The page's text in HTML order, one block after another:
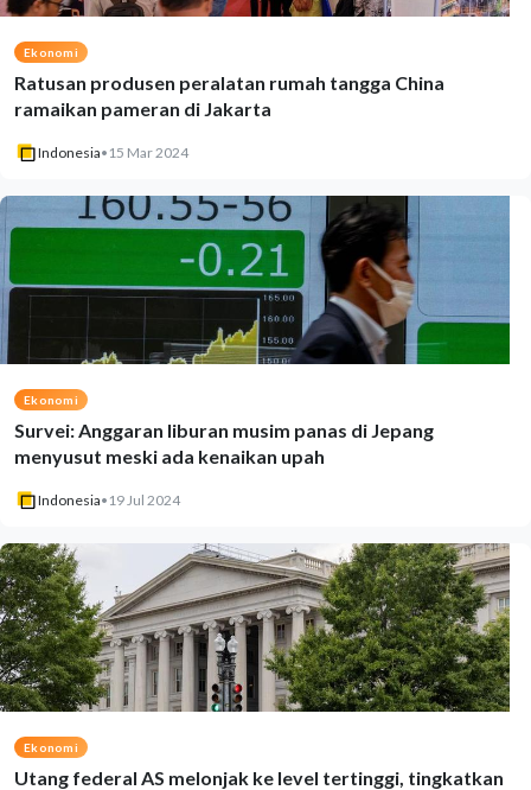
Ekonomi
Ratusan produsen peralatan rumah tangga China
ramaikan pameran di Jakarta
Indonesia• 15 Mar 2024
Ekonomi
Survei: Anggaran liburan musim panas di Jepang
menyusut meski ada kenaikan upah
Indonesia• 19 Jul 2024
Ekonomi
Utang federal AS melonjak ke level tertinggi, tingkatkan